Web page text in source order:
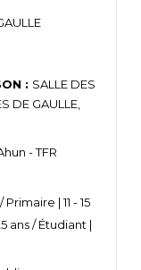
: SALLE DES
DE GAULLE,
- TFR
Primaire | 11 - 15
ans / Étudiant |